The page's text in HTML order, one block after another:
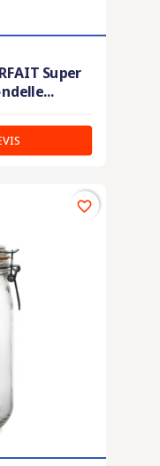
Super
favorite_border